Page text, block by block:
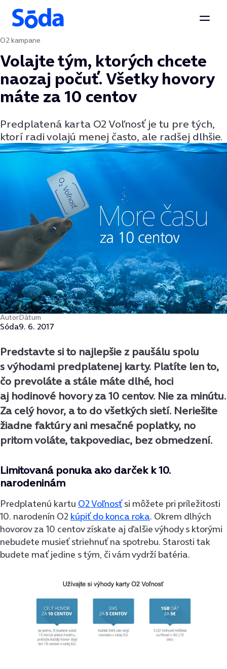
Preskočiť na obsah
O2 kampane
Volajte tým, ktorých chcete
naozaj počuť. Všetky hovory
máte za 10 centov
Predplatená karta O2 Voľnosť je tu pre tých,
ktorí radi volajú menej často, ale radšej dlhšie.
Autor
Sóda
Dátum
9. 6. 2017
Predstavte si to najlepšie z paušálu spolu
s výhodami predplatenej karty. Platíte len to,
čo prevoláte a stále máte dlhé, hoci
aj hodinové hovory za 10 centov. Nie za minútu.
Za celý hovor, a to do všetkých sietí. Neriešite
žiadne faktúry ani mesačné poplatky, no
pritom voláte, takpovediac, bez obmedzení.
Limitovaná ponuka ako darček k 10.
narodeninám
Predplatenú kartu O2 Voľnosťsi môžete pri príležitosti
10. narodenín O2 kúpiť do konca roka. Okrem dlhých
hovorov za 10 centov získate aj ďalšie výhody s ktorými
nebudete musieť striehnuť na spotrebu. Starosti tak
budete mať jedine s tým, či vám vydrží batéria.